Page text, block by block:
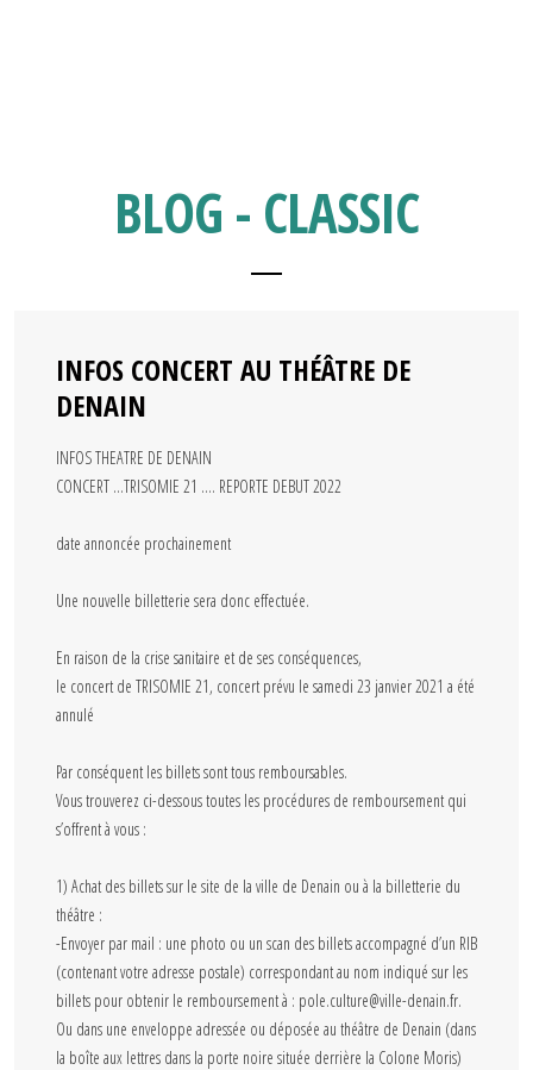
BLOG - CLASSIC
INFOS CONCERT AU THÉÂTRE DE
DENAIN
INFOS THEATRE DE DENAIN
CONCERT …TRISOMIE 21 …. REPORTE DEBUT 2022
date annoncée prochainement
Une nouvelle billetterie sera donc effectuée.
En raison de la crise sanitaire et de ses conséquences,
le concert de TRISOMIE 21, concert prévu le samedi 23 janvier 2021 a été
annulé
Par conséquent les billets sont tous remboursables.
Vous trouverez ci-dessous toutes les procédures de remboursement qui
s’offrent à vous :
1) Achat des billets sur le site de la ville de Denain ou à la billetterie du
théâtre :
-Envoyer par mail : une photo ou un scan des billets accompagné d’un RIB
(contenant votre adresse postale) correspondant au nom indiqué sur les
billets pour obtenir le remboursement à : pole.culture@ville-denain.fr.
Ou dans une enveloppe adressée ou déposée au théâtre de Denain (dans
la boîte aux lettres dans la porte noire située derrière la Colone Moris)